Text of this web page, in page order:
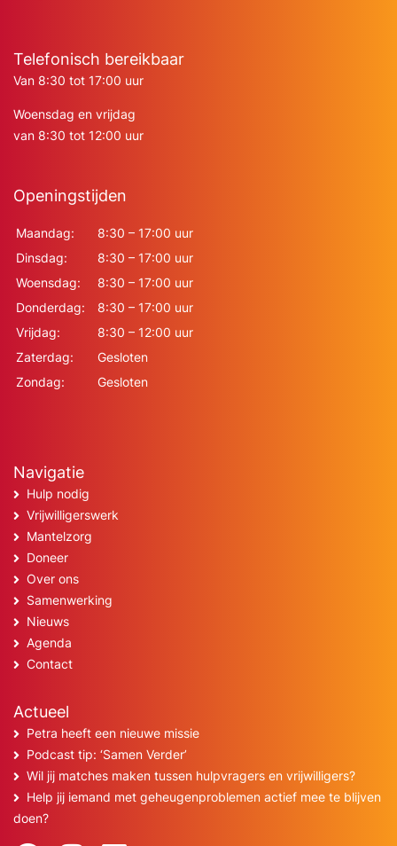
Telefonisch bereikbaar
Van 8:30 tot 17:00 uur
Woensdag en vrijdag
van 8:30 tot 12:00 uur
Openingstijden
Maandag:
8:30 – 17:00 uur
Dinsdag:
8:30 – 17:00 uur
Woensdag:
8:30 – 17:00 uur
Donderdag:
8:30 – 17:00 uur
Vrijdag:
8:30 – 12:00 uur
Zaterdag:
Gesloten
Zondag:
Gesloten
Navigatie
Hulp nodig
Vrijwilligerswerk
Mantelzorg
Doneer
Over ons
Samenwerking
Nieuws
Agenda
Contact
Actueel
Petra heeft een nieuwe missie
Podcast tip: ‘Samen Verder’
Wil jij matches maken tussen hulpvragers en vrijwilligers?
Help jij iemand met geheugenproblemen actief mee te blijven
doen?